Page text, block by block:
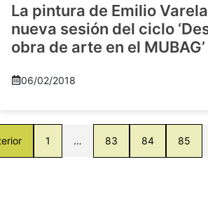
La pintura de Emilio
nueva sesión del ciclo
obra de arte en el MUBAG’
06/02/2018
1 … 83 84 85